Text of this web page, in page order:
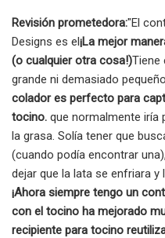
Revisión prometedora:"El
Designs es el¡La mejor
(o cualquier otra cosa!)Tiene
grande ni demasiado
colador es perfecto para
tocino. que normalmente iría
la grasa. Solía ​​​​tener que
(cuando podía encontrar
dejar que la lata se enfriara
¡Ahora siempre tengo un
con el tocino ha mejorado
recipiente para tocino